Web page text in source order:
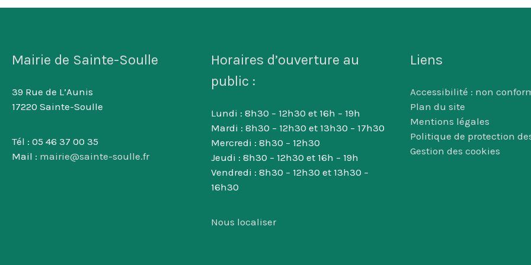
Mairie de Sainte-Soulle
39 Rue de L’Aunis
17220 Sainte-Soulle
Tél : 05 46 37 00 35
Mail : mairie@sainte-soulle.fr
Horaires d’ouverture au
public :
Lundi : 8h30 – 12h30 et 16h – 19h
Mardi : 8h30 – 12h30 et 13h30 – 17h30
Mercredi : 8h30 – 12h30
Jeudi : 8h30 – 12h30 et 16h – 19h
Vendredi : 8h30 – 12h30 et 13h30 –
16h30
Nous localiser
Liens
Accessibilité : non
Plan du site
Mentions légales
Politique de protection
Gestion des cookies